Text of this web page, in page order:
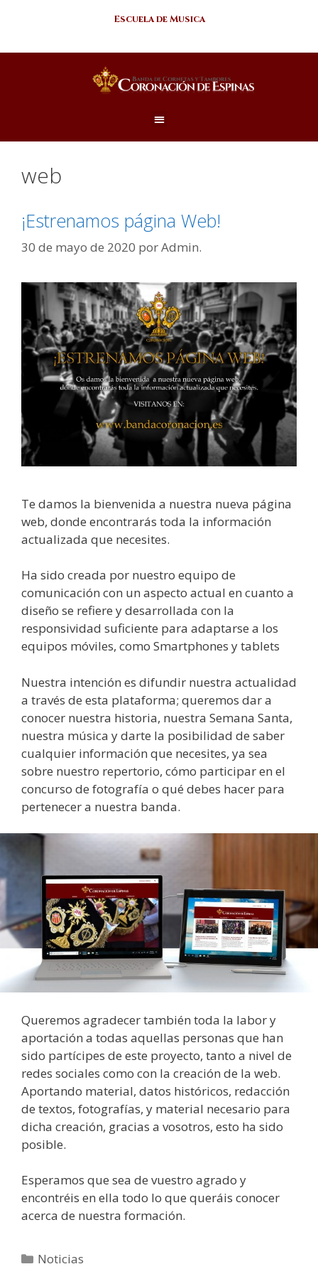
Escuela de Musica
web
¡Estrenamos página Web!
30 de mayo de 2020 porAdmin.
Te damos la bienvenida a nuestra nueva página
web, donde encontrarás toda la información
actualizada que necesites.
Ha sido creada por nuestro equipo de
comunicación con un aspecto actual en cuanto a
diseño se refiere y desarrollada con la
responsividad suficiente para adaptarse a los
equipos móviles, como Smartphones y tablets
Nuestra intención es difundir nuestra actualidad
a través de esta plataforma; queremos dar a
conocer nuestra historia, nuestra Semana Santa,
nuestra música y darte la posibilidad de saber
cualquier información que necesites, ya sea
sobre nuestro repertorio, cómo participar en el
concurso de fotografía o qué debes hacer para
pertenecer a nuestra banda.
Queremos agradecer también toda la labor y
aportación a todas aquellas personas que han
sido partícipes de este proyecto, tanto a nivel de
redes sociales como con la creación de la web.
Aportando material, datos históricos, redacción
de textos, fotografías, y material necesario para
dicha creación, gracias a vosotros, esto ha sido
posible.
Esperamos que sea de vuestro agrado y
encontréis en ella todo lo que queráis conocer
acerca de nuestra formación.
Noticias